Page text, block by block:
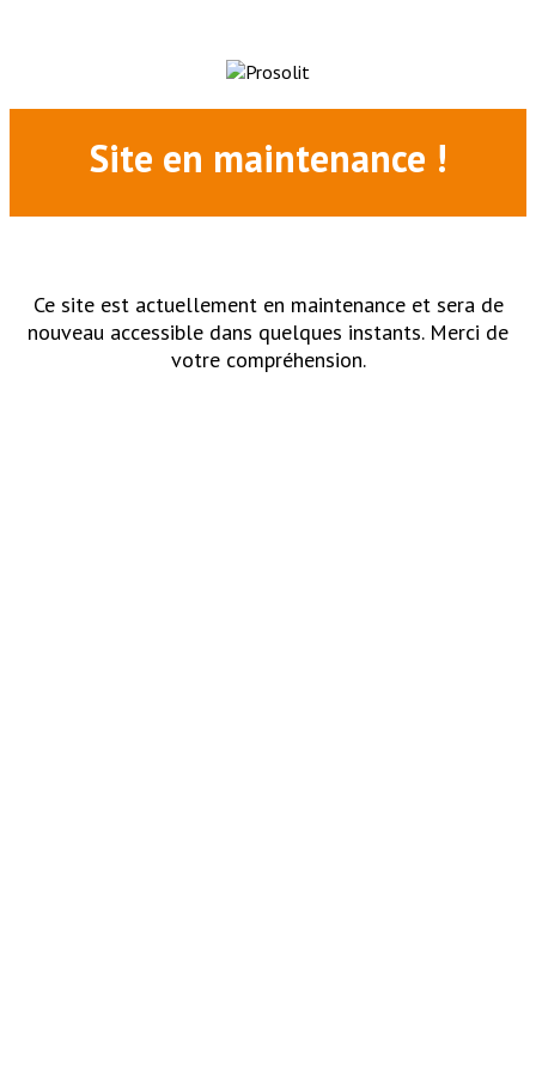
Site en maintenance !
Ce site est actuellement en maintenance et sera de
nouveau accessible dans quelques instants. Merci de
votre compréhension.